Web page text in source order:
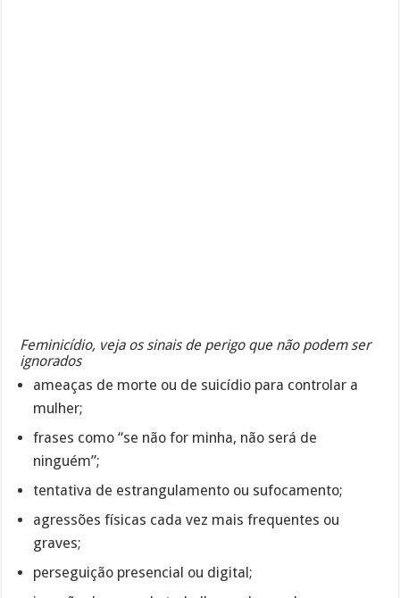
Feminicídio, veja os sinais de perigo que não podem ser
ignorados
ameaças de morte ou de suicídio para controlar a
mulher;
frases como “se não for minha, não será de
ninguém”;
tentativa de estrangulamento ou sufocamento;
agressões físicas cada vez mais frequentes ou
graves;
perseguição presencial ou digital;